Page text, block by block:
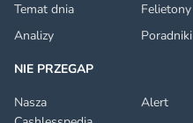
Temat dnia
Felietony
Analizy
Poradniki
NIE PRZEGAP
Nasza
Alert